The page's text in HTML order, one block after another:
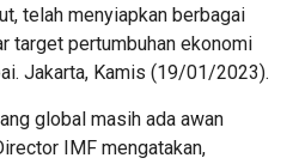
telah menyiapkan berbagai
target pertumbuhan ekonomi
Jakarta, Kamis (19/01/2023).
global masih ada awan
IMF mengatakan,